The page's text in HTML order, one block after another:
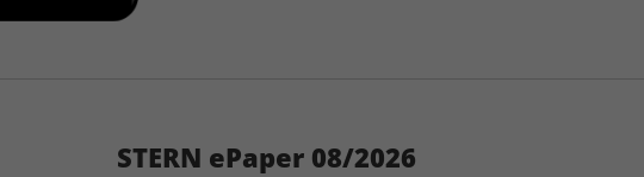
STERN ePaper 08/2026